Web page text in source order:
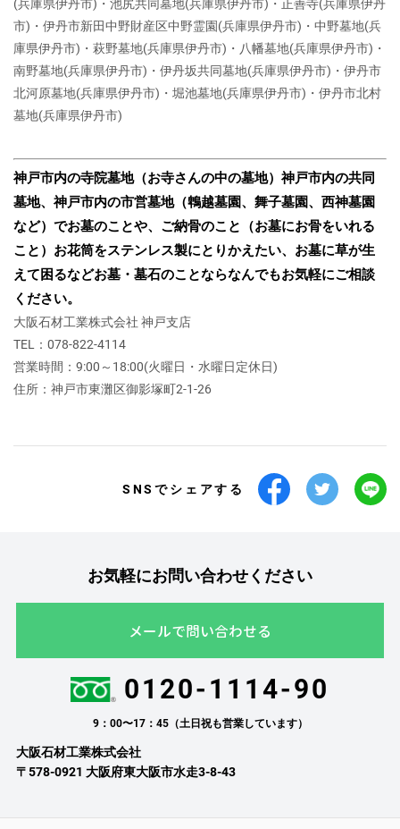
(兵庫県伊丹市)・池尻共同墓地(兵庫県伊丹市)・正善寺(兵庫県伊丹
市)・伊丹市新田中野財産区中野霊園(兵庫県伊丹市)・中野墓地(兵
庫県伊丹市)・萩野墓地(兵庫県伊丹市)・八幡墓地(兵庫県伊丹市)・
南野墓地(兵庫県伊丹市)・伊丹坂共同墓地(兵庫県伊丹市)・伊丹市
北河原墓地(兵庫県伊丹市)・堀池墓地(兵庫県伊丹市)・伊丹市北村
墓地(兵庫県伊丹市)
神戸市内の寺院墓地（お寺さんの中の墓地） 神戸市内の共同
墓地、神戸市内の市営墓地（鵯越墓園、舞子墓園、西神墓園
など）でお墓のことや、ご納骨のこと（お墓にお骨をいれる
こと） お花筒をステンレス製にとりかえたい、お墓に草が生
えて困るなどお墓・墓石のことならなんでもお気軽にご相談
ください。
大阪石材工業株式会社 神戸支店
TEL：078-822-4114
営業時間：9:00～18:00(火曜日・水曜日定休日)
住所：神戸市東灘区御影塚町2‐1‐26
SNSでシェアする
お気軽にお問い合わせください
メールで問い合わせる
0120-1114-90
9：00〜17：45（土日祝も営業しています）
大阪石材工業株式会社
〒578-0921 大阪府東大阪市水走3-8-43